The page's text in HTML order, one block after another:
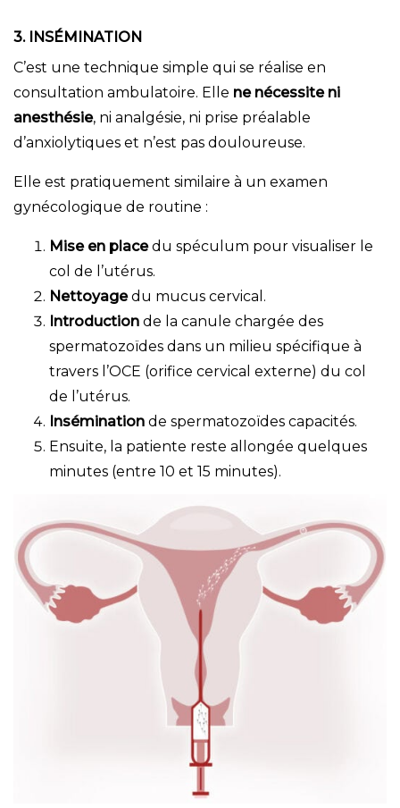
3. INSÉMINATION
C’est une technique simple qui se réalise en
consultation ambulatoire. Elle ne nécessite ni
anesthésie, ni analgésie, ni prise préalable
d’anxiolytiques et n’est pas douloureuse.
Elle est pratiquement similaire à un examen
gynécologique de routine :
Mise en placedu spéculum pour visualiser le
col de l’utérus.
Nettoyagedu mucus cervical.
Introduction de la canule chargée des
spermatozoïdes dans un milieu spécifique à
travers l’OCE (orifice cervical externe) du col
de l’utérus.
Insémination de spermatozoïdes capacités.
Ensuite, la patiente reste allongée quelques
minutes (entre 10 et 15 minutes).